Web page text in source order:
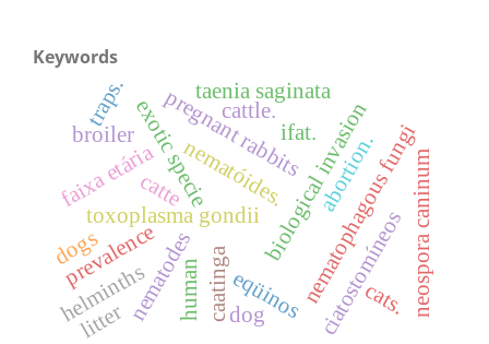
Keywords
biological invasion
exotic specie
caatinga
toxoplasma gondii
pregnant rabbitsabortion.
nematophagous fungi
nematodes ciatostomíneos
faixa etária
eqüinos
nematóides.
taenia saginata
catte neospora caninum
dog
human
ifat.
prevalence
helminths
cattle.
dogs
cats.
litter
broiler
traps.